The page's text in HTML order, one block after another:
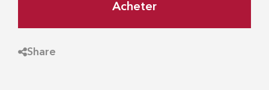
Acheter
Share